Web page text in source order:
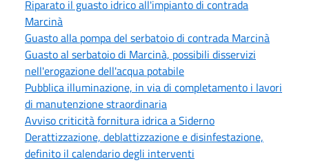
Riparato il guasto idrico all'impianto di contrada
Marcinà
Guasto alla pompa del serbatoio di contrada Marcinà
Guasto al serbatoio di Marcinà, possibili disservizi
nell'erogazione dell'acqua potabile
Pubblica illuminazione, in via di completamento i lavori
di manutenzione straordinaria
Avviso criticità fornitura idrica a Siderno
Derattizzazione, deblattizzazione e disinfestazione,
definito il calendario degli interventi